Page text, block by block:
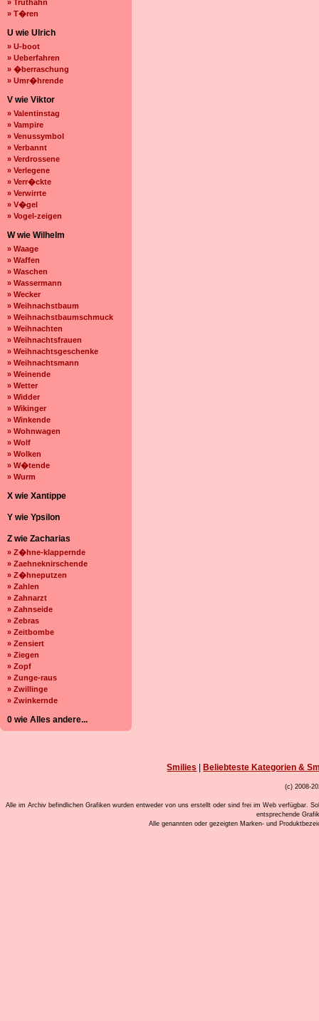
» Truthahn
» T�ren
U wie Ulrich
» U-boot
» Ueberfahren
» �berraschung
» Umr�hrende
V wie Viktor
» Valentinstag
» Vampire
» Venussymbol
» Verbannt
» Verdrossene
» Verlegene
» Verr�ckte
» Verwirrte
» V�gel
» Vogel-zeigen
W wie Wilhelm
» Waage
» Waffen
» Waschen
» Wassermann
» Wecker
» Weihnachstbaum
» Weihnachstbaumschmuck
» Weihnachten
» Weihnachtsfrauen
» Weihnachtsgeschenke
» Weihnachtsmann
» Weinende
» Wetter
» Widder
» Wikinger
» Winkende
» Wohnwagen
» Wolf
» Wolken
» W�tende
» Wurm
X wie Xantippe
Y wie Ypsilon
Z wie Zacharias
» Z�hne-klappernde
» Zaehneknirschende
» Z�hneputzen
» Zahlen
» Zahnarzt
» Zahnseide
» Zebras
» Zeitbombe
» Zensiert
» Ziegen
» Zopf
» Zunge-raus
» Zwillinge
» Zwinkernde
0 wie Alles andere...
Smilies Beliebteste Kategorien &
(c) 2008-
Alle im Archiv befindlichen Grafiken wurden entweder von uns erstellt oder sind frei im Web verfügbar.
entsprechende
Alle genannten oder gezeigten Marken- und